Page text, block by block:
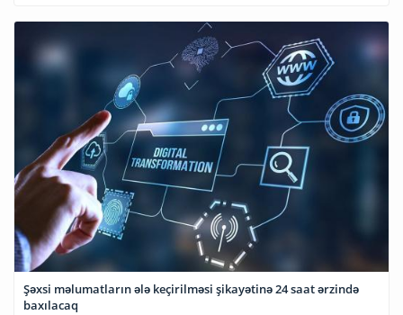
Şəxsi məlumatların ələ keçirilməsi şikayətinə 24 saat ərzində
baxılacaq